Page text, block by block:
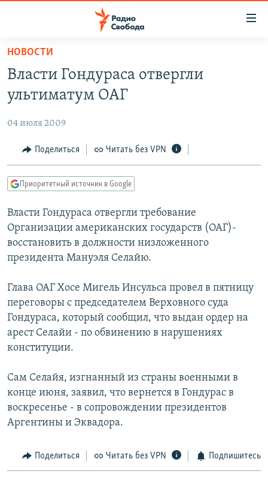
упрощенного
доступа
основному
Вернутся
главной
навигации
Вернутся
поиску
АВТОРСКИЕ ПРОЕКТЫ
ЦИТАТЫ СВОБОДЫ
МНЕНИЯ
IDEL.РЕАЛИИ
КАВКАЗ.РЕАЛИИ
СЕВЕР.РЕАЛИИ
СИБИРЬ.РЕАЛИИ
ПОДПИШИТЕСЬ НА РАССЫЛКУ
СОЦИАЛЬНЫЕ СЕТИ
Все сайты РСЕ/РС
НОВОСТИ
Власти Гондураса отвергли
ультиматум ОАГ
04 июля 2009
Поделиться Читать без VPN
Приоритетный источник в Google
Власти Гондураса отвергли требование
Организации американских государств (ОАГ)-
восстановить в должности низложенного
президента Мануэля Селайю.
Глава ОАГ Хосе Мигель Инсульса провел в пятницу
переговоры с председателем Верховного суда
Гондураса, который сообщил, что выдан ордер на
арест Селайи - по обвинению в нарушениях
конституции.
Сам Селайя, изгнанный из страны военными в
конце июня, заявил, что вернется в Гондурас в
воскресенье - в сопровождении президентов
Аргентины и Эквадора.
Поделиться Читать без VPN Подпишитесь